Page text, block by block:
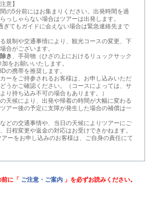
意】
の5分前にはお集まりください。出発時間を過
っしゃらない場合はツアーは出発します。
ぎてもガイドに会えない場合は緊急連絡先まで
規制や交通事情により、観光コースの変更、下
合がございます。
き 、手荷物（ひざの上におけるリュックサック
をお願いいたします。
の携帯を推奨します。
ーをご持参されるお客様は、お申し込みいただ
うかご確認ください。（コースによっては、サ
り持ち込み不可の場合もあります。）
天候により、出発や帰着の時間が大幅に変わる
アー後の予定に支障が発生した場合の補償は一
どの交通事情や、当日の天候によりツアーにご
日程変更や返金の対応はお受けできかねます。
ーをお申し込みのお客様は、ご自身の責任にて
に「 ご注意・ご案内 」を必ずお読みください。